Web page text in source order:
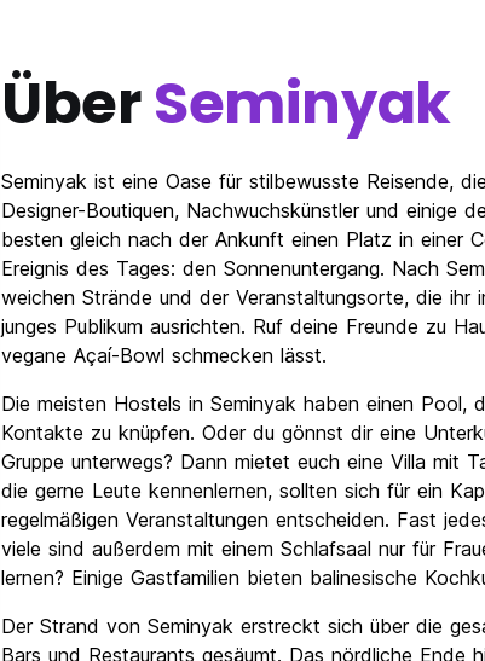
ÜberSeminyak
Seminyak ist eine Oase für stilbewusste Reisende,
Designer-Boutiquen, Nachwuchskünstler und einige
besten gleich nach der Ankunft einen Platz in einer
Ereignis des Tages: den Sonnenuntergang. Nach
weichen Strände und der Veranstaltungsorte, die ihr
junges Publikum ausrichten. Ruf deine Freunde zu
vegane Açaí-Bowl schmecken lässt.
Die meisten Hostels in Seminyak haben einen Pool,
Kontakte zu knüpfen. Oder du gönnst dir eine
Gruppe unterwegs? Dann mietet euch eine Villa mit
die gerne Leute kennenlernen, sollten sich für ein
regelmäßigen Veranstaltungen entscheiden. Fast
viele sind außerdem mit einem Schlafsaal nur für
lernen? Einige Gastfamilien bieten balinesische
Der Strand von Seminyak erstreckt sich über die
Bars und Restaurants gesäumt. Das nördliche Ende